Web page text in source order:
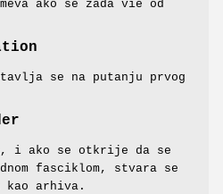
ako se zada vie od
se na putanju prvog
i ako se otkrije da se
fasciklom, stvara se
kao arhiva.